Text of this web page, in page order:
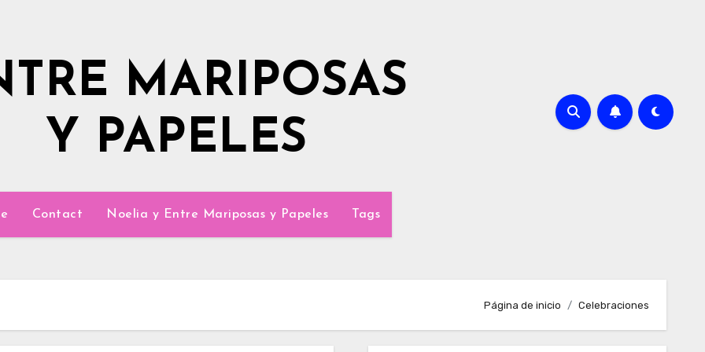
MARIPOSAS
Y PAPELES
Contact Noelia y Entre Mariposas y Papeles Tags
Página de inicio Celebraciones